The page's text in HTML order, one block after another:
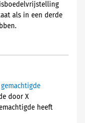
als in een derde
door X
heeft